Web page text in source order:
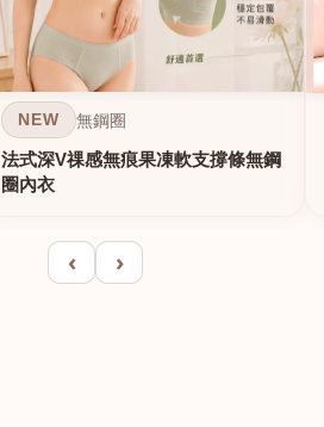
NEW 無鋼圈
法式深V祼感無痕果凍軟支撐條無鋼
圈內衣
‹ ›